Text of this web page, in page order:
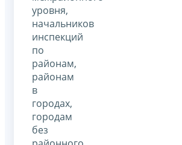
уровня,
начальников
инспекций
по
районам,
районам
в
городах,
городам
без